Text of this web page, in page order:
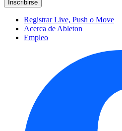
Registrar Live, Push o Move
Acerca de Ableton
Empleo